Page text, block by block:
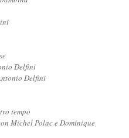
Delfini
Delfini
tempo
Michel Polac e Dominique